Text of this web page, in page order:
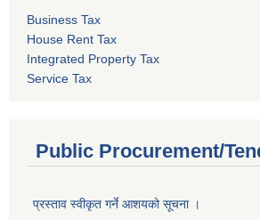
Business Tax
House Rent Tax
Integrated Property Tax
Service Tax
Public Procurement/
प्रस्ताव स्वीकृत गर्ने आशयको सूचना ।